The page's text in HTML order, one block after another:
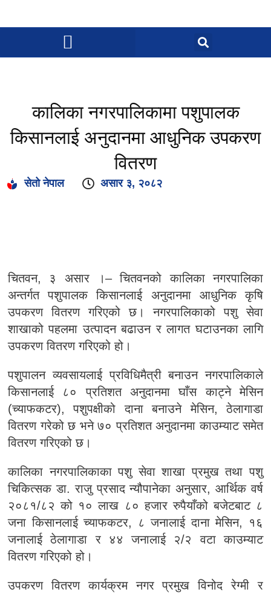
कालिका नगरपालिकामा पशुपालक
किसानलाई अनुदानमा आधुनिक उपकरण
वितरण
सेतो नेपाल असार ३, २०८२
चितवन, ३ असार ।– चितवनको कालिका नगरपालिका
अन्तर्गत पशुपालक किसानलाई अनुदानमा आधुनिक कृषि
उपकरण वितरण गरिएको छ। नगरपालिकाको पशु सेवा
शाखाको पहलमा उत्पादन बढाउन र लागत घटाउनका लागि
उपकरण वितरण गरिएको हो।
पशुपालन व्यवसायलाई प्रविधिमैत्री बनाउन नगरपालिकाले
किसानलाई ८० प्रतिशत अनुदानमा घाँस काट्ने मेसिन
(च्याफकटर), पशुपक्षीको दाना बनाउने मेसिन, ठेलागाडा
वितरण गरेको छ भने ७० प्रतिशत अनुदानमा काउम्याट समेत
वितरण गरिएको छ।
कालिका नगरपालिकाका पशु सेवा शाखा प्रमुख तथा पशु
चिकित्सक डा. राजु प्रसाद न्यौपानेका अनुसार, आर्थिक वर्ष
२०८१/८२ को १० लाख ८० हजार रुपैयाँको बजेटबाट ८
जना किसानलाई च्याफकटर, ८ जनालाई दाना मेसिन, १६
जनालाई ठेलागाडा र ४४ जनालाई २/२ वटा काउम्याट
वितरण गरिएको हो।
उपकरण वितरण कार्यक्रम नगर प्रमुख विनोद रेग्मी र